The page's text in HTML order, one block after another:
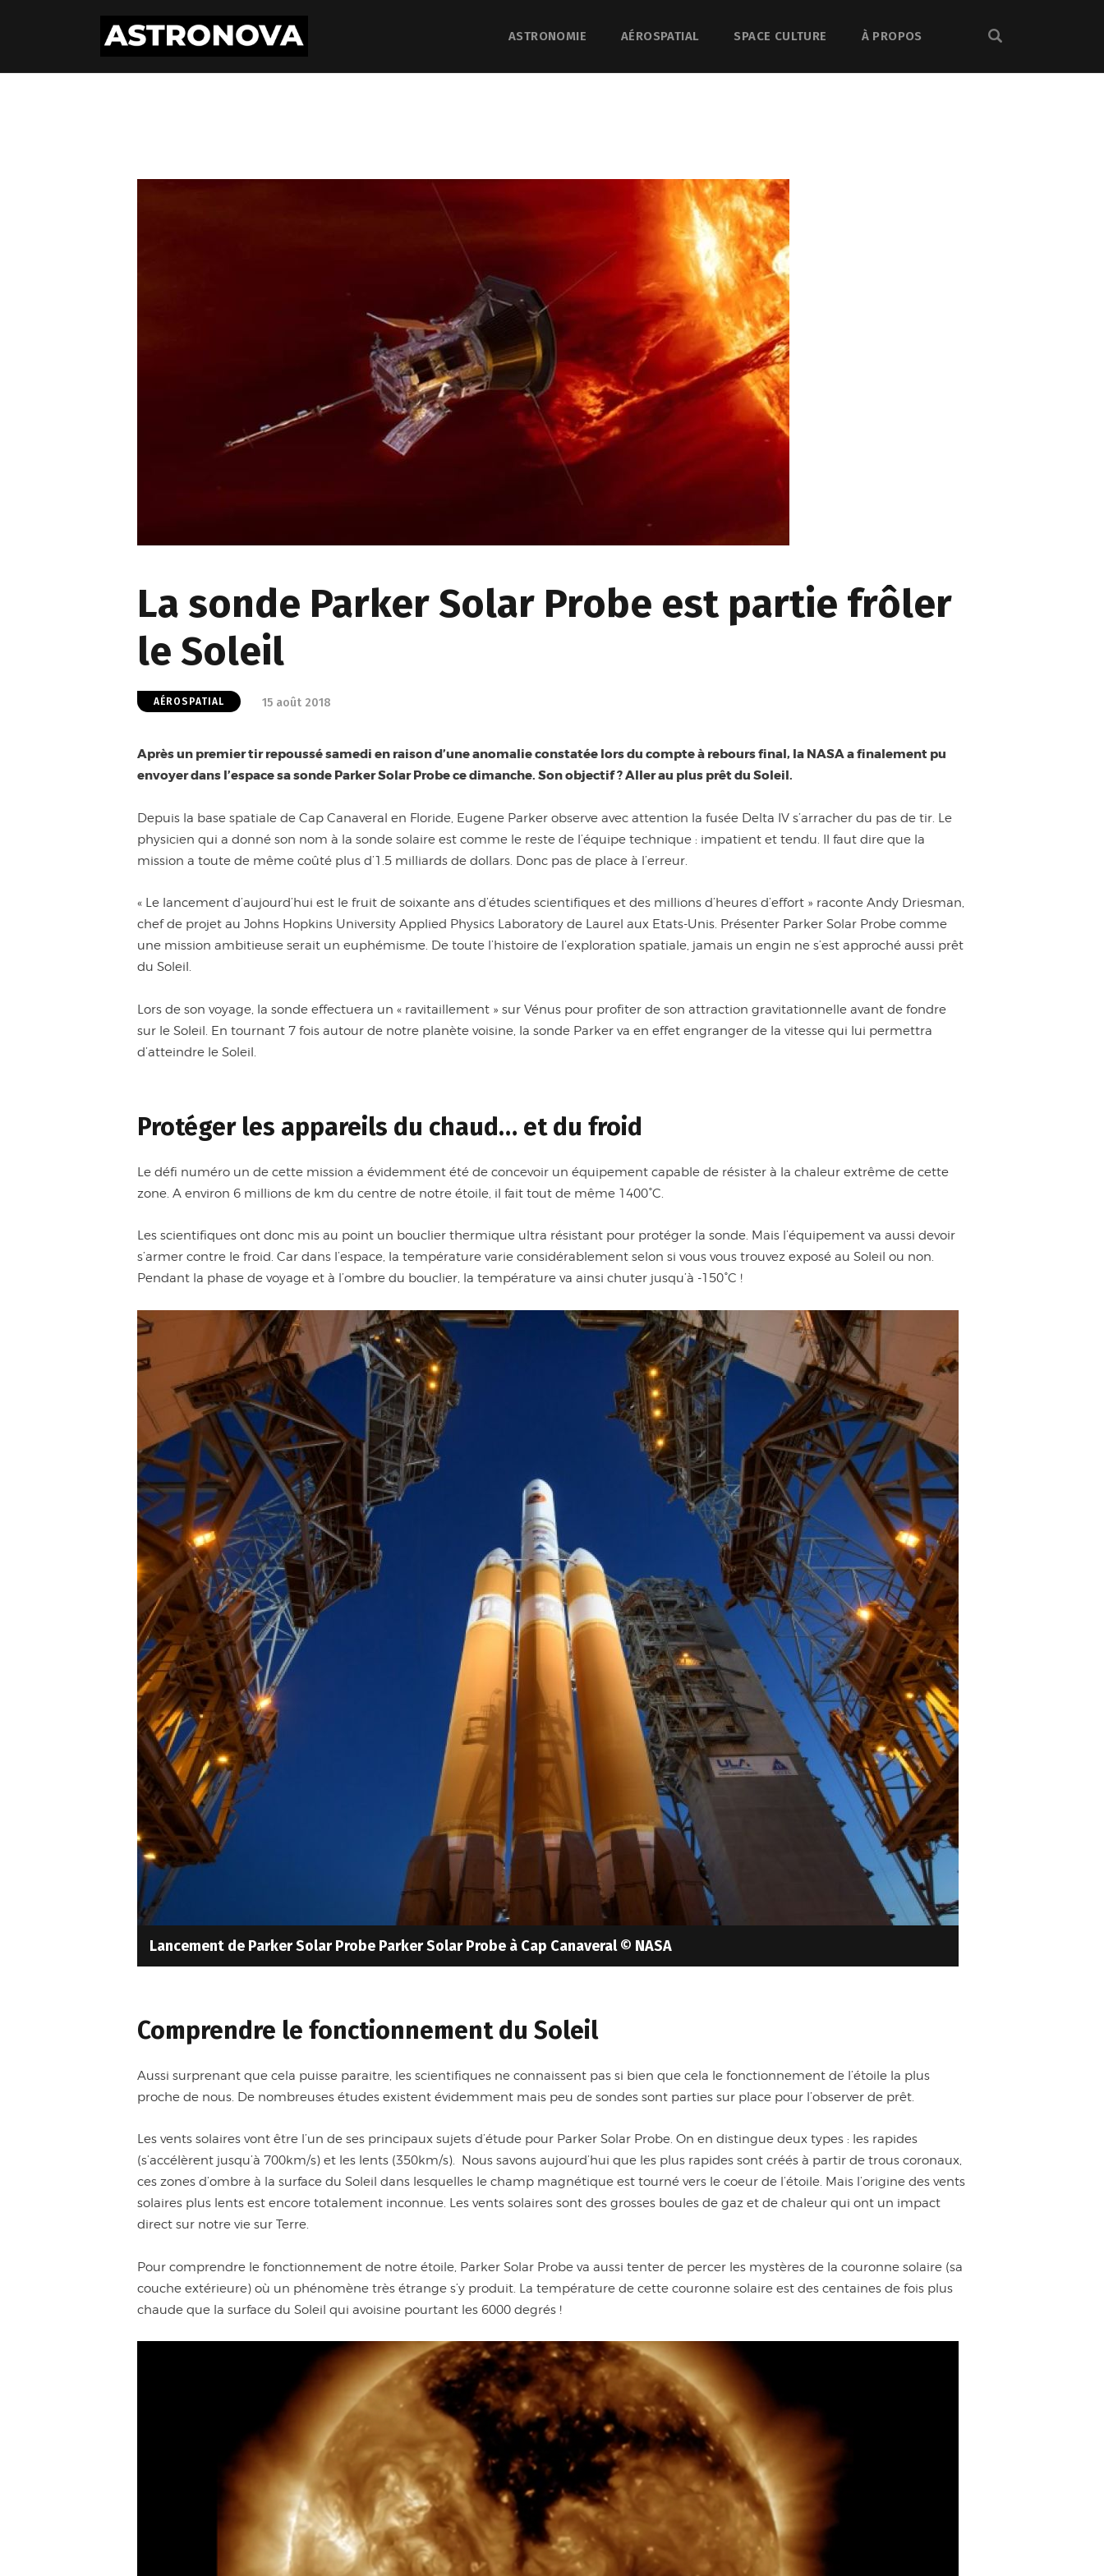
ASTRONOMIE AÉROSPATIAL SPACE CULTURE À PROPOS
La sonde Parker Solar Probe est partie frôler
le Soleil
AÉROSPATIAL 15 août 2018
Après un premier tir repoussé samedi en raison d’une anomalie constatée lors du compte à rebours final, la NASA a finalement pu
envoyer dans l’espace sa sonde Parker Solar Probe ce dimanche. Son objectif ? Aller au plus prêt du Soleil.
Depuis la base spatiale de Cap Canaveral en Floride, Eugene Parker observe avec attention la fusée Delta IV s’arracher du pas de tir. Le
physicien qui a donné son nom à la sonde solaire est comme le reste de l’équipe technique : impatient et tendu. Il faut dire que la
mission a toute de même coûté plus d’1.5 milliards de dollars. Donc pas de place à l’erreur.
« Le lancement d’aujourd’hui est le fruit de soixante ans d’études scientifiques et des millions d’heures d’effort » raconte Andy Driesman,
chef de projet au Johns Hopkins University Applied Physics Laboratory de Laurel aux Etats-Unis. Présenter Parker Solar Probe comme
une mission ambitieuse serait un euphémisme. De toute l’histoire de l’exploration spatiale, jamais un engin ne s’est approché aussi prêt
du Soleil.
Lors de son voyage, la sonde effectuera un « ravitaillement » sur Vénus pour profiter de son attraction gravitationnelle avant de fondre
sur le Soleil. En tournant 7 fois autour de notre planète voisine, la sonde Parker va en effet engranger de la vitesse qui lui permettra
d’atteindre le Soleil.
Protéger les appareils du chaud… et du froid
Le défi numéro un de cette mission a évidemment été de concevoir un équipement capable de résister à la chaleur extrême de cette
zone. A environ 6 millions de km du centre de notre étoile, il fait tout de même 1400°C.
Les scientifiques ont donc mis au point un bouclier thermique ultra résistant pour protéger la sonde. Mais l’équipement va aussi devoir
s’armer contre le froid. Car dans l’espace, la température varie considérablement selon si vous vous trouvez exposé au Soleil ou non.
Pendant la phase de voyage et à l’ombre du bouclier, la température va ainsi chuter jusqu’à -150°C !
Lancement de Parker Solar Probe Parker Solar Probe à Cap Canaveral © NASA
Comprendre le fonctionnement du Soleil
Aussi surprenant que cela puisse paraitre, les scientifiques ne connaissent pas si bien que cela le fonctionnement de l’étoile la plus
proche de nous. De nombreuses études existent évidemment mais peu de sondes sont parties sur place pour l’observer de prêt.
Les vents solaires vont être l’un de ses principaux sujets d’étude pour Parker Solar Probe. On en distingue deux types : les rapides
(s’accélèrent jusqu’à 700km/s) et les lents (350km/s). Nous savons aujourd’hui que les plus rapides sont créés à partir de trous coronaux,
ces zones d’ombre à la surface du Soleil dans lesquelles le champ magnétique est tourné vers le coeur de l’étoile. Mais l’origine des vents
solaires plus lents est encore totalement inconnue. Les vents solaires sont des grosses boules de gaz et de chaleur qui ont un impact
direct sur notre vie sur Terre.
Pour comprendre le fonctionnement de notre étoile, Parker Solar Probe va aussi tenter de percer les mystères de la couronne solaire (sa
couche extérieure) où un phénomène très étrange s’y produit. La température de cette couronne solaire est des centaines de fois plus
chaude que la surface du Soleil qui avoisine pourtant les 6000 degrés !